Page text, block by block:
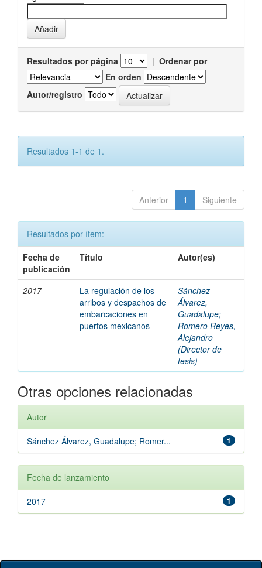
Resultados por página | Ordenar por
En orden
Autor/registro
Resultados 1-1 de 1.
Anterior 1 Siguiente
Resultados por ítem:
Fecha de
publicación
Título Autor(es)
2017
La regulación de los
arribos y despachos de
embarcaciones en
puertos mexicanos
Sánchez
Álvarez,
Guadalupe;
Romero Reyes,
Alejandro
(Director de
tesis)
Otras opciones relacionadas
Autor
1
Sánchez Álvarez, Guadalupe; Romer...
Fecha de lanzamiento
1
2017